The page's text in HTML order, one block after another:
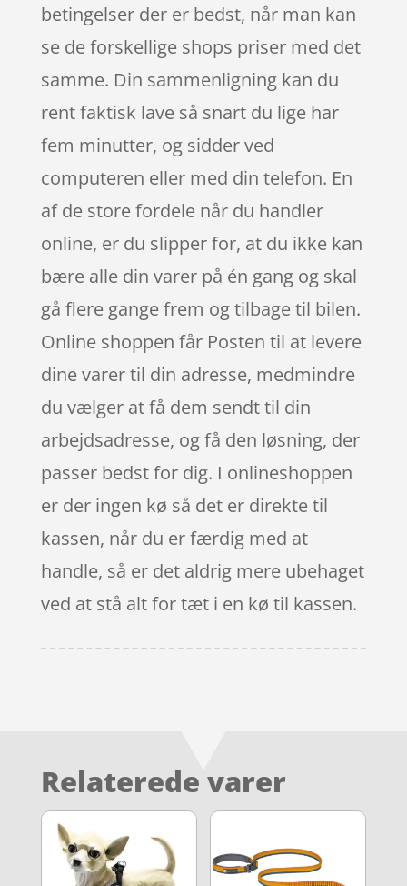
betingelser der er bedst, når man kan
se de forskellige shops priser med det
samme. Din sammenligning kan du
rent faktisk lave så snart du lige har
fem minutter, og sidder ved
computeren eller med din telefon. En
af de store fordele når du handler
online, er du slipper for, at du ikke kan
bære alle din varer på én gang og skal
gå flere gange frem og tilbage til bilen.
Online shoppen får Posten til at levere
dine varer til din adresse, medmindre
du vælger at få dem sendt til din
arbejdsadresse, og få den løsning, der
passer bedst for dig. I onlineshoppen
er der ingen kø så det er direkte til
kassen, når du er færdig med at
handle, så er det aldrig mere ubehaget
ved at stå alt for tæt i en kø til kassen.
Relaterede varer